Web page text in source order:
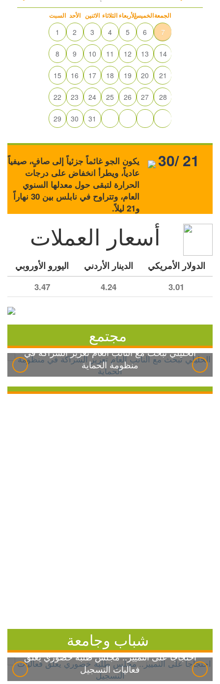
السبت الأحد الاثنين الثلاثاء الأربعاءالخميسالجمعة
1 2 3 4 5 6 7
8 9 10 11 12 13 14
15 16 17 18 19 20 21
22 23 24 25 26 27 28
29 30 31
يكون الجو غائماً جزئياً إلى صافٍ، صيفياً
عادياً، ويطرأ انخفاض على درجات
الحرارة لتبقى حول معدلها السنوي
العام، وتتراوح في نابلس بين 30 نهاراً
و21 ليلاً.
30/ 21
أسعار العملات
الدولار الأمريكي الدينار الأردني اليورو الأوروبي
3.01
4.24
3.47
مجتمع
الخليلي تبحث مع النائب العام تعزيز الشراكة في
منظومة الحماية
شباب وجامعة
احتجاجاً على التمييز.. مجلس طلبة خضوري يعلق
فعاليات التسجيل